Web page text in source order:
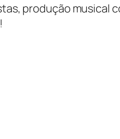
produção musical